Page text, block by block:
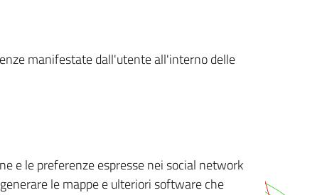
manifestate dall'utente all'interno delle
e le preferenze espresse nei social network
le mappe e ulteriori software che